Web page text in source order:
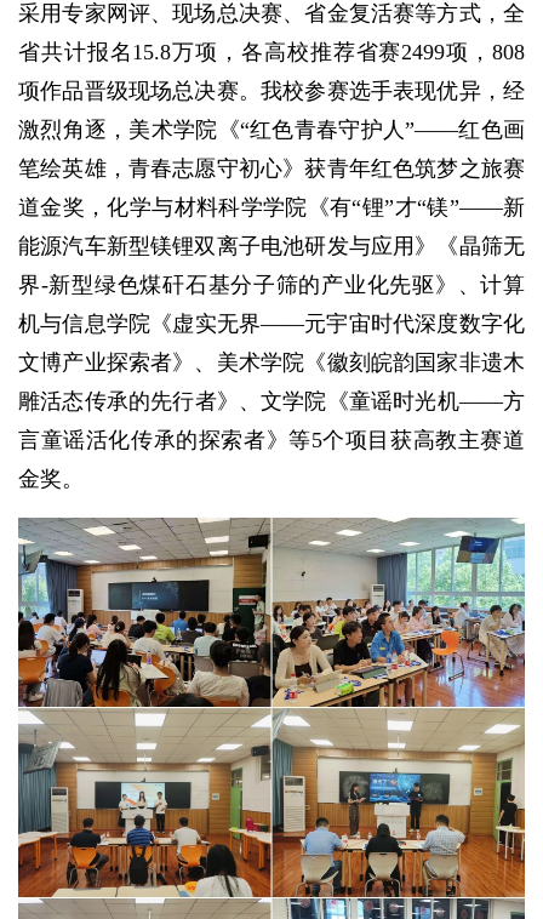
采用专家网评、现场总决赛、省金复活赛等方式，全
省共计报名15.8万项，各高校推荐省赛2499项，808
项作品晋级现场总决赛。我校参赛选手表现优异，经
激烈角逐，美术学院《“红色青春守护人”——红色画
笔绘英雄，青春志愿守初心》获青年红色筑梦之旅赛
道金奖，化学与材料科学学院《有“锂”才“镁”——新
能源汽车新型镁锂双离子电池研发与应用》《晶筛无
界-新型绿色煤矸石基分子筛的产业化先驱》、计算
机与信息学院《虚实无界——元宇宙时代深度数字化
文博产业探索者》、美术学院《徽刻皖韵国家非遗木
雕活态传承的先行者》、文学院《童谣时光机——方
言童谣活化传承的探索者》等5个项目获高教主赛道
金奖。